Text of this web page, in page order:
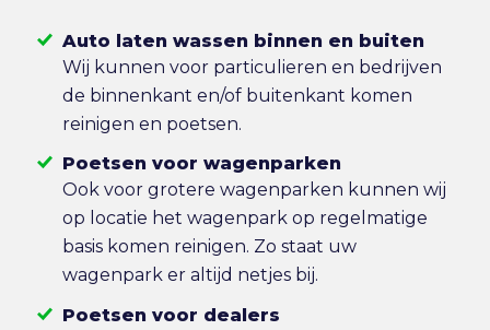
Auto laten wassen binnen en buiten
Wij kunnen voor particulieren en bedrijven
de binnenkant en/of buitenkant komen
reinigen en poetsen.
Poetsen voor wagenparken
Ook voor grotere wagenparken kunnen wij
op locatie het wagenpark op regelmatige
basis komen reinigen. Zo staat uw
wagenpark er altijd netjes bij.
Poetsen voor dealers